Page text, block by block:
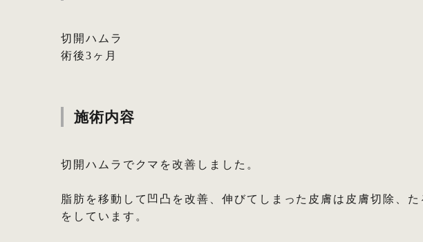
切開ハムラ
術後3ヶ月
施術内容
切開ハムラでクマを改善しました。
脂肪を移動して凹凸を改善、伸びてしまった皮膚は皮膚切除、
をしています。